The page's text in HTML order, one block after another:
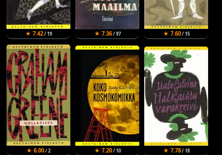
★ 7.42/ 19 ★ 7.36/ 97 ★ 7.60/ 15
★ 6.00/ 2 ★ 7.20/ 10 ★ 7.78/ 18